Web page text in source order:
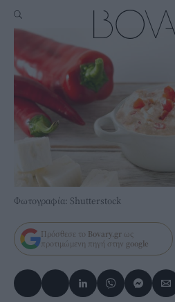
Φωτογραφία: Shutterstock
Πρόσθεσε το Bovary.gr ως
προτιμώμενη πηγή στην google